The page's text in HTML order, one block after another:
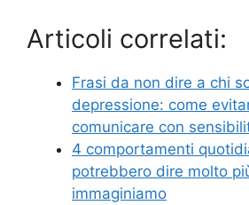
Articoli correlati:
Frasi da non dire a chi
depressione: come
comunicare con
4 comportamenti
potrebbero dire molto
immaginiamo